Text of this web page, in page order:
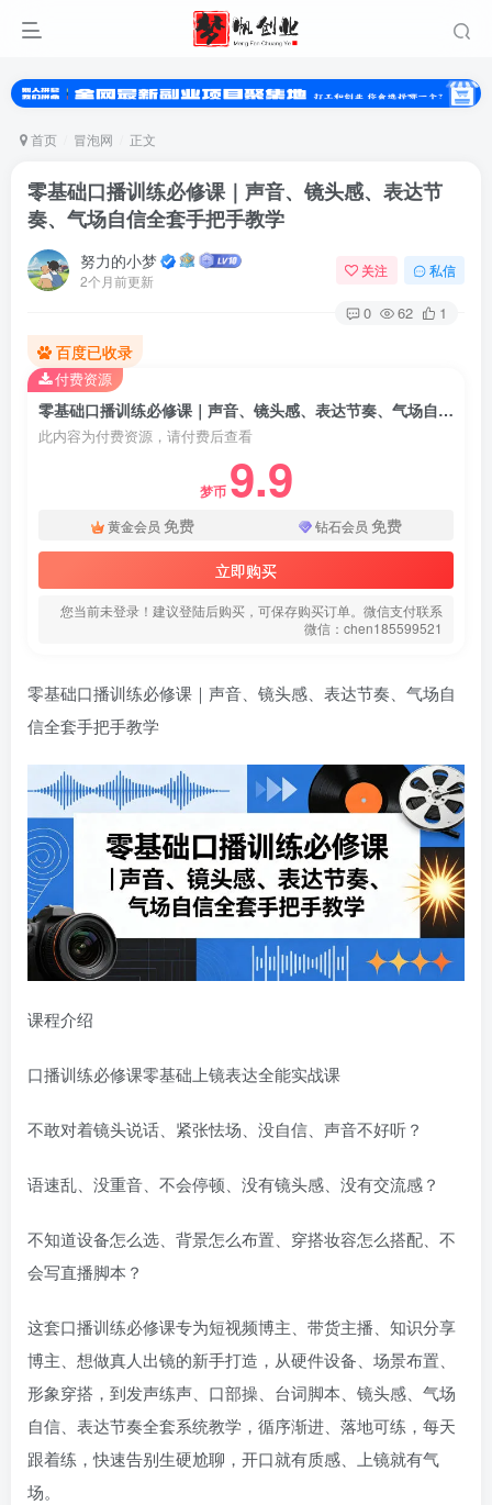
首页 冒泡网 正文
零基础口播训练必修课｜声音、镜头感、表达节
奏、气场自信全套手把手教学
努力的小梦
2个月前更新
关注 私信
0 62 1
百度已收录
零基础口播训练必修课｜声音、镜头感、表达节奏、气场自信全套手把手教学
此内容为付费资源，请付费后查看
梦币 9.9
黄金会员 免费 钻石会员 免费
立即购买
您当前未登录！建议登陆后购买，可保存购买订单。微信支付联系
微信：chen185599521
付费资源
零基础口播训练必修课｜声音、镜头感、表达节奏、气场自
信全套手把手教学
课程介绍
口播训练必修课零基础上镜表达全能实战课
不敢对着镜头说话、紧张怯场、没自信、声音不好听？
语速乱、没重音、不会停顿、没有镜头感、没有交流感？
不知道设备怎么选、背景怎么布置、穿搭妆容怎么搭配、不
会写直播脚本？
这套口播训练必修课专为短视频博主、带货主播、知识分享
博主、想做真人出镜的新手打造，从硬件设备、场景布置、
形象穿搭，到发声练声、口部操、台词脚本、镜头感、气场
自信、表达节奏全套系统教学，循序渐进、落地可练，每天
跟着练，快速告别生硬尬聊，开口就有质感、上镜就有气
场。
扫码登录
使用其它方式登录 注册
扫码登录即表示同意用户协议、隐私声明